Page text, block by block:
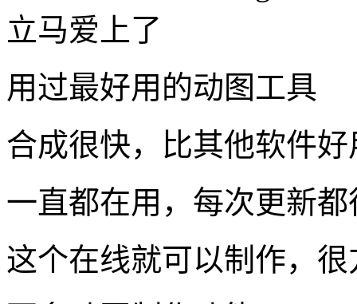
立即制作
用户使用体验
图片上传之后，可以自
在线就可以使用，gif画